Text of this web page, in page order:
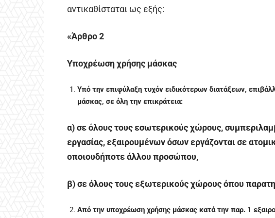
αντικαθίσταται ως εξής:
«Άρθρο 2
Υποχρέωση χρήσης μάσκας
Υπό την επιφύλαξη τυχόν ειδικότερων διατάξεων,
μάσκας, σε όλη την επικράτεια:
α) σε όλους τους εσωτερικούς χώρους,
εργασίας, εξαιρουμένων όσων εργάζονται σε
οποιουδήποτε άλλου προσώπου,
β) σε όλους τους εξωτερικούς χώρους όπου
Από την υποχρέωση χρήσης μάσκας κατά την παρ. 1